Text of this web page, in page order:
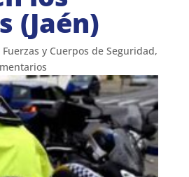
(Jaén)
Fuerzas y Cuerpos de Seguridad,